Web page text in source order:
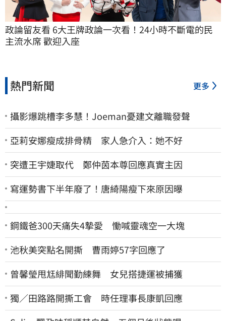
政論留友看 6大王牌政論一次看！24小時不斷電的民
主流水席 歡迎入座
熱門新聞 更多
攝影爆跳槽李多慧！Joeman憂建文離職發聲
亞莉安娜瘦成排骨精 家人急介入：她不好
突遭王宇婕取代 鄭仲茵本尊回應真實主因
寫運勢書下半年廢了！唐綺陽瘦下來原因曝
鋼鐵爸300天痛失4摯愛 慟喊靈魂空一大塊
池秋美突點名開撕 曹雨婷57字回應了
曾馨瑩甩尪緋聞勤練舞 女兒搭捷運被捕獲
獨／田路路開撕工會 時任理事長康凱回應